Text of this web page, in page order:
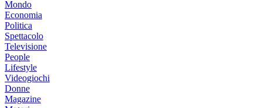
Mondo
Economia
Politica
Spettacolo
Televisione
People
Lifestyle
Videogiochi
Donne
Magazine